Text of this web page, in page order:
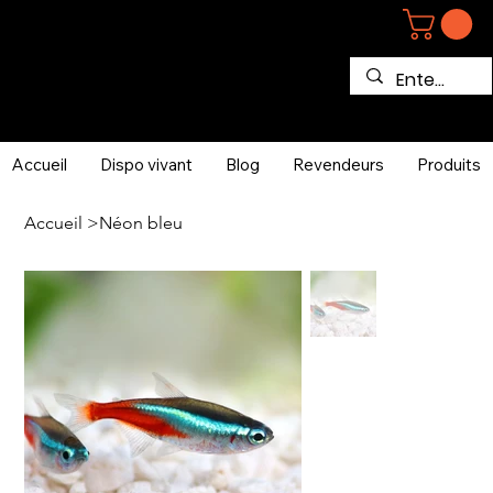
Accueil Dispo vivant Blog Revendeurs Produits
Accueil >Néon bleu